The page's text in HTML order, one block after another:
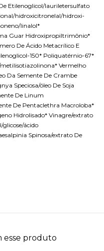
Etilenoglicol/lauriletersulfato
hidroxicitronelal/hidroxi-
linalol*
Guar Hidroxipropiltrimônio*
De Ácido Metacrílico E
150* Poliquatérnio-67*
Vermelho
Da Semente De Crambe
Speciosa/óleo De Soja
De Linum
De Pentaclethra Macroloba*
Hidrolisado* Vinagre/extrato
ácido
Spinosa/extrato De
esse produto